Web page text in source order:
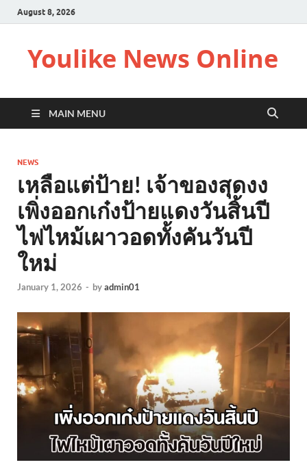
August 8, 2026
Youlike News Online
MAIN MENU
NEWS
เหลือแต่ป้าย! เจ้าของสุดงง
เพิ่งออกเก๋งป้ายแดงวันสิ้นปี
ไฟไหม้เผาวอดทั้งคันวันปี
ใหม่
January 1, 2026 - byadmin01